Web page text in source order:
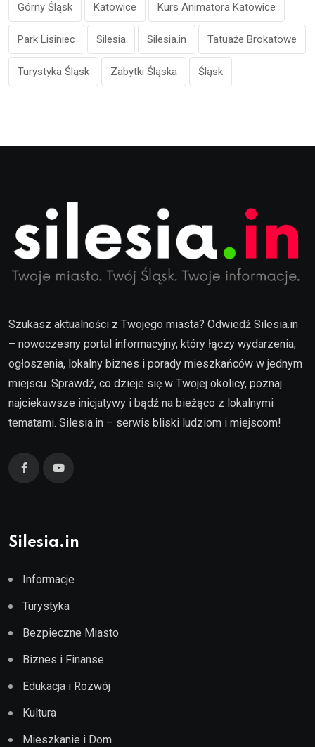
Górny Śląsk Katowice Kurs Animatora Katowice
Park Lisiniec Silesia Silesia.in Tatuaże Brokatowe
Turystyka Śląsk Zabytki Śląska Śląsk
Szukasz aktualności z Twojego miasta? Odwiedź Silesia.in
– nowoczesny portal informacyjny, który łączy wydarzenia,
ogłoszenia, lokalny biznes i porady mieszkańców w jednym
miejscu. Sprawdź, co dzieje się w Twojej okolicy, poznaj
najciekawsze inicjatywy i bądź na bieżąco z lokalnymi
tematami. Silesia.in – serwis bliski ludziom i miejscom!
Silesia.in
Informacje
Turystyka
Bezpieczne Miasto
Biznes i Finanse
Edukacja i Rozwój
Kultura
Mieszkanie i Dom